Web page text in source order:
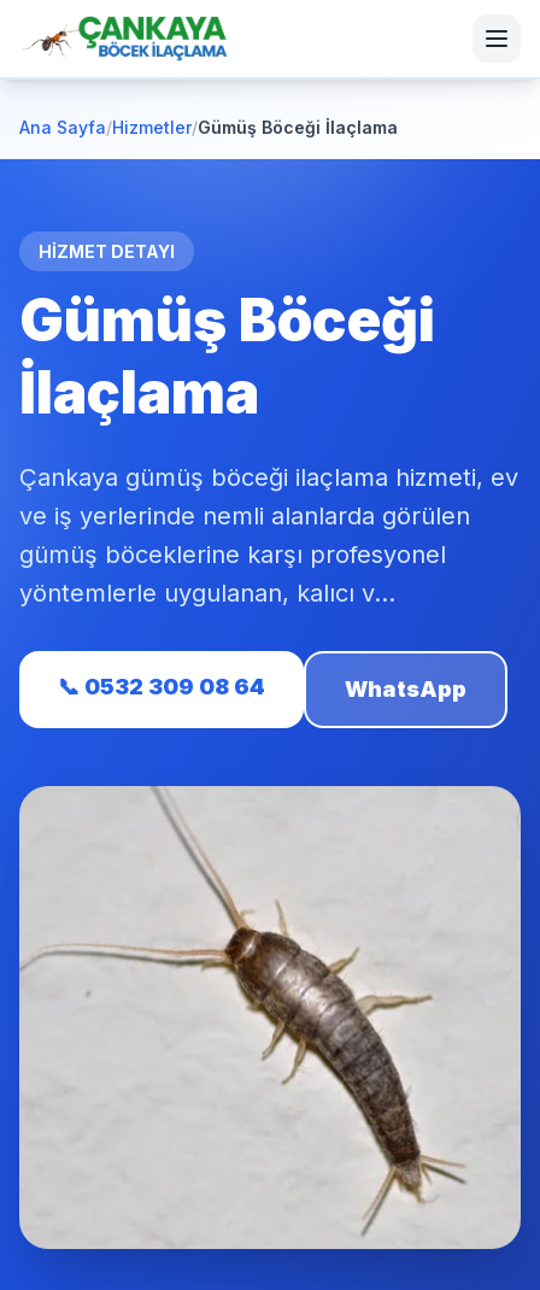
Ana Sayfa/Hizmetler/Gümüş Böceği İlaçlama
HİZMET DETAYI
Gümüş Böceği
İlaçlama
Çankaya gümüş böceği ilaçlama hizmeti, ev
ve iş yerlerinde nemli alanlarda görülen
gümüş böceklerine karşı profesyonel
yöntemlerle uygulanan, kalıcı v...
📞 0532 309 08 64 WhatsApp